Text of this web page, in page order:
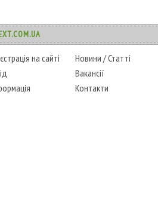
на сайті
Новини /Статті
Вакансії
Контакти